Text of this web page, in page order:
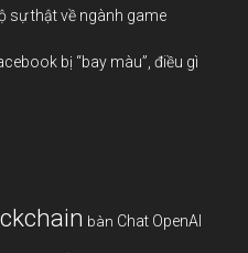
sự thật về ngành game
bị “bay màu”, điều gì
bàn Chat OpenAI